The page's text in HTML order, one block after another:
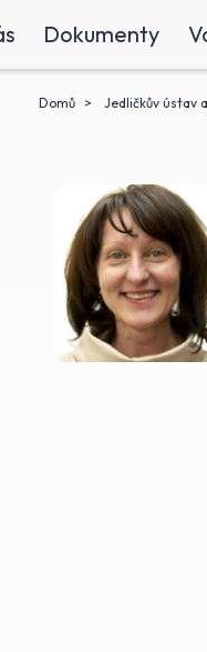
Dokumenty
Domů Jedličkův ústav